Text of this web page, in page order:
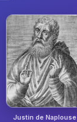
Justin de Naplouse